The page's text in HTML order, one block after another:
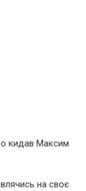
кидав Максим
на своє